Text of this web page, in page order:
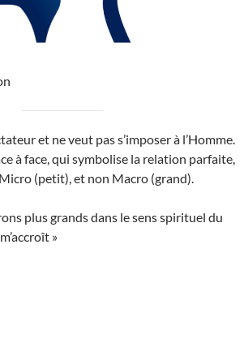
et ne veut pas s’imposer à l’Homme.
à face, qui symbolise la relation parfaite,
(petit), et non Macro (grand).
plus grands dans le sens spirituel du
»